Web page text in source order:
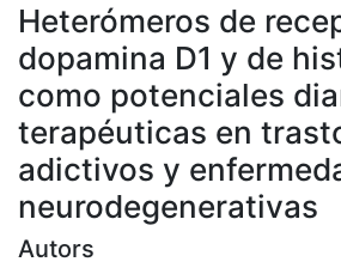
Heterómeros de
dopamina D1 y de
como potenciales
terapéuticas en
adictivos y
neurodegenerativas
Autors